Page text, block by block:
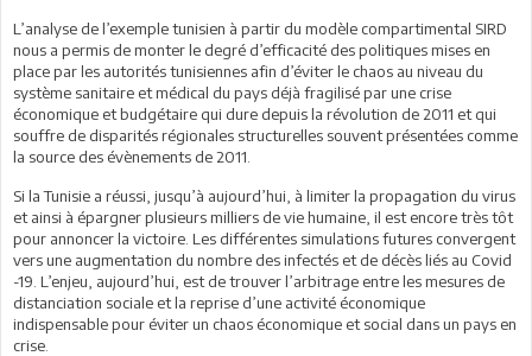
L’analyse de l’exemple tunisien à partir du modèle compartimental SIRD
nous a permis de monter le degré d’efficacité des politiques mises en
place par les autorités tunisiennes afin d’éviter le chaos au niveau du
système sanitaire et médical du pays déjà fragilisé par une crise
économique et budgétaire qui dure depuis la révolution de 2011 et qui
souffre de disparités régionales structurelles souvent présentées comme
la source des évènements de 2011.
Si la Tunisie a réussi, jusqu’à aujourd’hui, à limiter la propagation du virus
et ainsi à épargner plusieurs milliers de vie humaine, il est encore très tôt
pour annoncer la victoire. Les différentes simulations futures convergent
vers une augmentation du nombre des infectés et de décès liés au Covid
-19. L’enjeu, aujourd’hui, est de trouver l’arbitrage entre les mesures de
distanciation sociale et la reprise d’une activité économique
indispensable pour éviter un chaos économique et social dans un pays en
crise.